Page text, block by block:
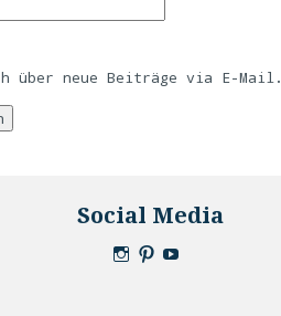
über neue Beiträge via E-Mail.
Social Media